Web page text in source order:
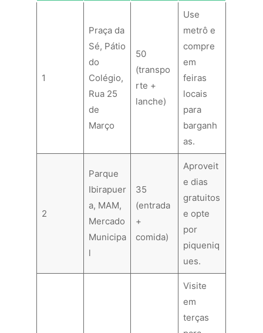
1
Praça da
Sé, Pátio
do
Colégio,
Rua 25
de
Março
50
(transpo
rte +
lanche)
Use
metrô e
compre
em
feiras
locais
para
barganh
as.
2
Parque
Ibirapuer
a, MAM,
Mercado
Municipa
l
35
(entrada
+
comida)
Aproveit
e dias
gratuitos
e opte
por
piqueniq
ues.
Visite
em
terças